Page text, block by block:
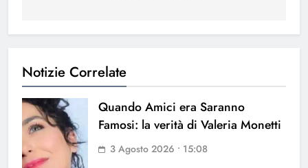
Notizie Correlate
Quando Amici era Saranno
Famosi: la verità di Valeria Monetti
3 Agosto 2026 • 15:08